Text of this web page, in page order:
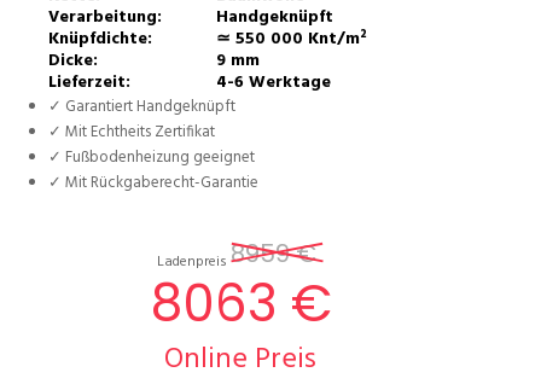
Verarbeitung: Handgeknüpft
Knüpfdichte: ≃ 550 000 Knt/m²
Dicke: 9 mm
Lieferzeit: 4-6 Werktage
✓ Garantiert Handgeknüpft
✓ Mit Echtheits Zertifikat
✓ Fußbodenheizung geeignet
✓ Mit Rückgaberecht-Garantie
Ladenpreis 8959 €
8063 €
Online Preis